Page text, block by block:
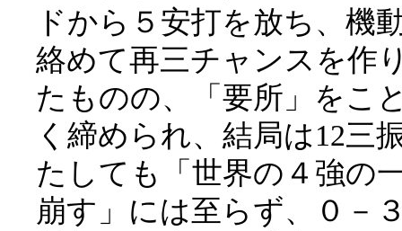
ドから５安打を放ち、機
絡めて再三チャンスを作
たものの、「要所」をこ
く締められ、結局は12三
たしても「世界の４強の
崩す」には至らず、０－